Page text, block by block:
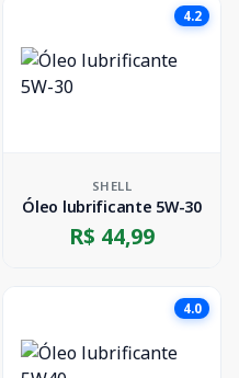
4.2
SHELL
Óleo lubrificante 5W-30
R$ 44,99
4.0